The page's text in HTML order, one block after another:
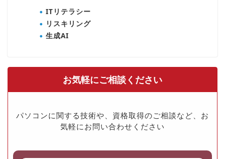
ITリテラシー
リスキリング
生成AI
お気軽にご相談ください
パソコンに関する技術や、資格取得のご相談など、お
気軽にお問い合わせください